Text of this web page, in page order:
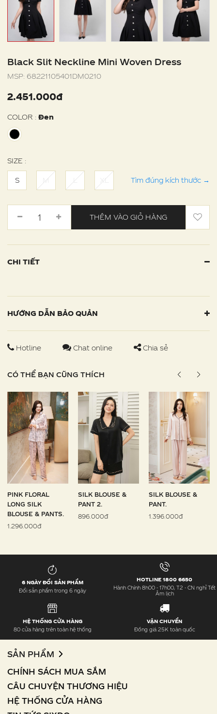
Black Slit Neckline Mini Woven Dress
MSP: 68221105401DM0210
2.451.000đ
COLOR : Đen
SIZE :
S M L XL Tìm đúng kích thước →
THÊM VÀO GIỎ HÀNG
CHI TIẾT
HƯỚNG DẪN BẢO QUẢN
Hotline Chat online Chia sẻ
CÓ THỂ BẠN CŨNG THÍCH
PINK FLORAL
LONG SILK
BLOUSE & PANTS.
1.296.000đ
SILK BLOUSE &
PANT 2.
896.000đ
SILK BLOUSE &
PANT.
1.396.000đ
6 NGÀY ĐỔI SẢN PHẨM
Đổi sản phẩm trong 6 ngày
HOTLINE 1800 6650
Hành Chính 8h00 - 17h00, T2 - CN nghỉ Tết
Âm lịch
HỆ THỐNG CỬA HÀNG
80 cửa hàng trên toàn hệ thống
VẬN CHUYỂN
Đồng giá 25K toàn quốc
SẢN PHẨM
CHÍNH SÁCH MUA SẮM
CÂU CHUYỆN THƯƠNG HIỆU
HỆ THỐNG CỬA HÀNG